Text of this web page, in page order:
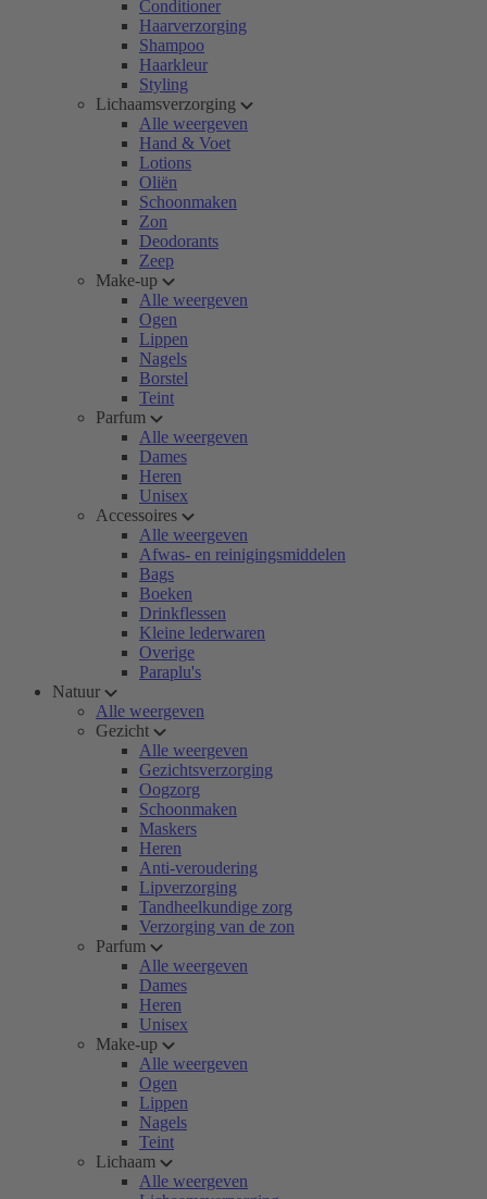
Conditioner
Haarverzorging
Shampoo
Haarkleur
Styling
Lichaamsverzorging
Alle weergeven
Hand & Voet
Lotions
Oliën
Schoonmaken
Zon
Deodorants
Zeep
Make-up
Alle weergeven
Ogen
Lippen
Nagels
Borstel
Teint
Parfum
Alle weergeven
Dames
Heren
Unisex
Accessoires
Alle weergeven
Afwas- en reinigingsmiddelen
Bags
Boeken
Drinkflessen
Kleine lederwaren
Overige
Paraplu's
Natuur
Alle weergeven
Gezicht
Alle weergeven
Gezichtsverzorging
Oogzorg
Schoonmaken
Maskers
Heren
Anti-veroudering
Lipverzorging
Tandheelkundige zorg
Verzorging van de zon
Parfum
Alle weergeven
Dames
Heren
Unisex
Make-up
Alle weergeven
Ogen
Lippen
Nagels
Teint
Lichaam
Alle weergeven